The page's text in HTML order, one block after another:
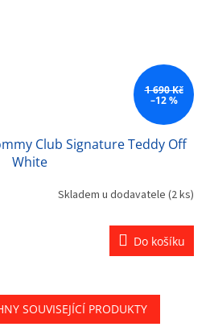
1 690 Kč
–12 %
Club Signature Teddy Off
White
Skladem u dodavatele (2 ks)
Do košíku
SOUVISEJÍCÍ PRODUKTY